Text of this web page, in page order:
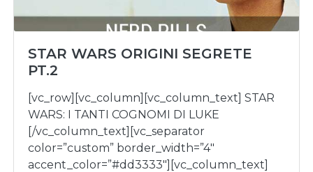
STAR WARS ORIGINI SEGRETE
PT.2
[vc_row][vc_column][vc_column_text] STAR
WARS: I TANTI COGNOMI DI LUKE
[/vc_column_text][vc_separator
color=”custom” border_width=”4″
accent_color=”#dd3333″][vc_column_text]